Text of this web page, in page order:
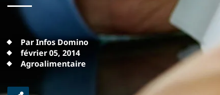
Par Infos Domino
février 05, 2014
Agroalimentaire